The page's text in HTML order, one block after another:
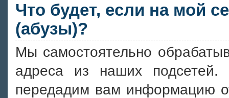
Что будет, если на мой
(абузы)?
Мы самостоятельно
адреса из наших
передадим вам информацию